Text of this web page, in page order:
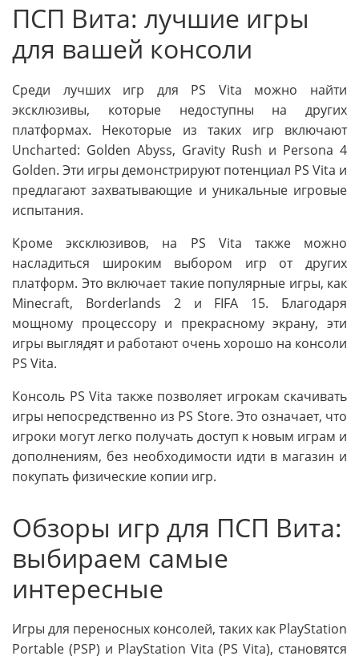
ПСП Вита: лучшие игры
для вашей консоли
Среди лучших игр для PS Vita можно найти
эксклюзивы, которые недоступны на других
платформах. Некоторые из таких игр включают
Uncharted: Golden Abyss, Gravity Rush и Persona 4
Golden. Эти игры демонстрируют потенциал PS Vita и
предлагают захватывающие и уникальные игровые
испытания.
Кроме эксклюзивов, на PS Vita также можно
насладиться широким выбором игр от других
платформ. Это включает такие популярные игры, как
Minecraft, Borderlands 2 и FIFA 15. Благодаря
мощному процессору и прекрасному экрану, эти
игры выглядят и работают очень хорошо на консоли
PS Vita.
Консоль PS Vita также позволяет игрокам скачивать
игры непосредственно из PS Store. Это означает, что
игроки могут легко получать доступ к новым играм и
дополнениям, без необходимости идти в магазин и
покупать физические копии игр.
Обзоры игр для ПСП Вита:
выбираем самые
интересные
Игры для переносных консолей, таких как PlayStation
Portable (PSP) и PlayStation Vita (PS Vita), становятся